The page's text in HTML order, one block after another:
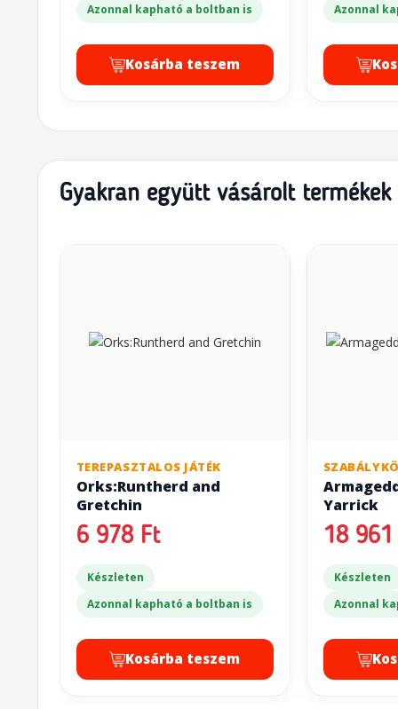
Azonnal kapható a boltban is
Kosárba teszem
Azonnal
Gyakran együtt vásárolt termékek
TEREPASZTALOS JÁTÉK
Orks:Runtherd and
Gretchin
6 978 Ft
Készleten
Azonnal kapható a boltban is
Kosárba teszem
Yarrick
18 961
Készleten
Azonnal